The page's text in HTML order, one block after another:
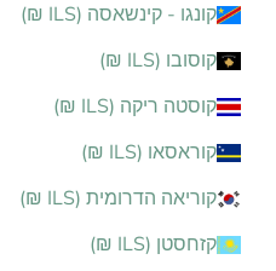
קונגו - קינשאסה (ILS ₪)
קוסובו (ILS ₪)
קוסטה ריקה (ILS ₪)
קוראסאו (ILS ₪)
קוריאה הדרומית (ILS ₪)
קזחסטן (ILS ₪)